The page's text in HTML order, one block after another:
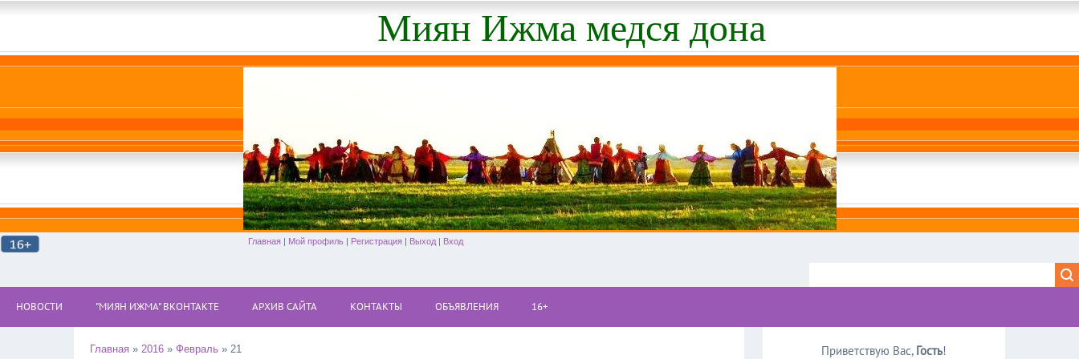
Миян Ижма медся дона
Главная | Мой профиль | Регистрация | Выход | Вход
НОВОСТИ "МИЯН ИЖМА" ВКОНТАКТЕ АРХИВ САЙТА КОНТАКТЫ ОБЪЯВЛЕНИЯ 16+
Главная » 2016 » Февраль » 21 Приветствую Вас, Гость!